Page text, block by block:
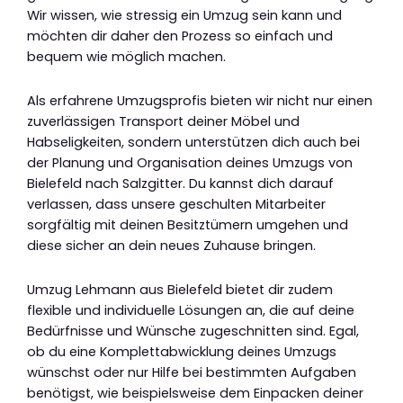
Wir wissen, wie stressig ein Umzug sein kann und
möchten dir daher den Prozess so einfach und
bequem wie möglich machen.
Als erfahrene Umzugsprofis bieten wir nicht nur einen
zuverlässigen Transport deiner Möbel und
Habseligkeiten, sondern unterstützen dich auch bei
der Planung und Organisation deines Umzugs von
Bielefeld nach Salzgitter. Du kannst dich darauf
verlassen, dass unsere geschulten Mitarbeiter
sorgfältig mit deinen Besitztümern umgehen und
diese sicher an dein neues Zuhause bringen.
Umzug Lehmann aus Bielefeld bietet dir zudem
flexible und individuelle Lösungen an, die auf deine
Bedürfnisse und Wünsche zugeschnitten sind. Egal,
ob du eine Komplettabwicklung deines Umzugs
wünschst oder nur Hilfe bei bestimmten Aufgaben
benötigst, wie beispielsweise dem Einpacken deiner